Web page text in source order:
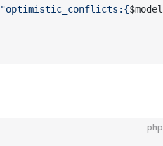
"optimistic_conflicts:{$model
php